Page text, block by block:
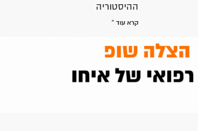
ההיסטוריה
קרא עוד »